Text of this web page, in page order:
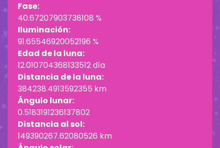
Fase:
40.67207903738108 %
Iluminación:
91.65546920052196 %
Edad de la luna:
12.010704368133512 día
Distancia de la luna:
384238.4913592355 km
Ángulo lunar:
0.5183191236137802
Distancia al sol:
149390267.62080526 km